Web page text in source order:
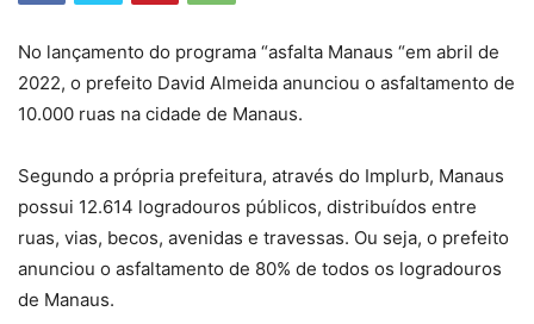
No lançamento do programa “asfalta Manaus “em abril de
2022, o prefeito David Almeida anunciou o asfaltamento de
10.000 ruas na cidade de Manaus.
Segundo a própria prefeitura, através do Implurb, Manaus
possui 12.614 logradouros públicos, distribuídos entre
ruas, vias, becos, avenidas e travessas. Ou seja, o prefeito
anunciou o asfaltamento de 80% de todos os logradouros
de Manaus.